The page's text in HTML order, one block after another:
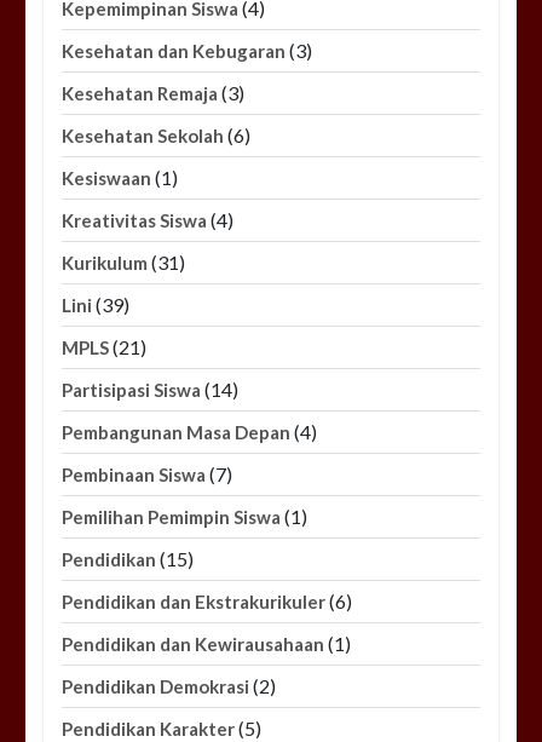
Kepemimpinan Siswa (4)
Kesehatan dan Kebugaran (3)
Kesehatan Remaja (3)
Kesehatan Sekolah (6)
Kesiswaan (1)
Kreativitas Siswa (4)
Kurikulum (31)
Lini (39)
MPLS(21)
Partisipasi Siswa (14)
Pembangunan Masa Depan (4)
Pembinaan Siswa (7)
Pemilihan Pemimpin Siswa (1)
Pendidikan (15)
Pendidikan dan Ekstrakurikuler(6)
Pendidikan dan Kewirausahaan (1)
Pendidikan Demokrasi (2)
Pendidikan Karakter(5)